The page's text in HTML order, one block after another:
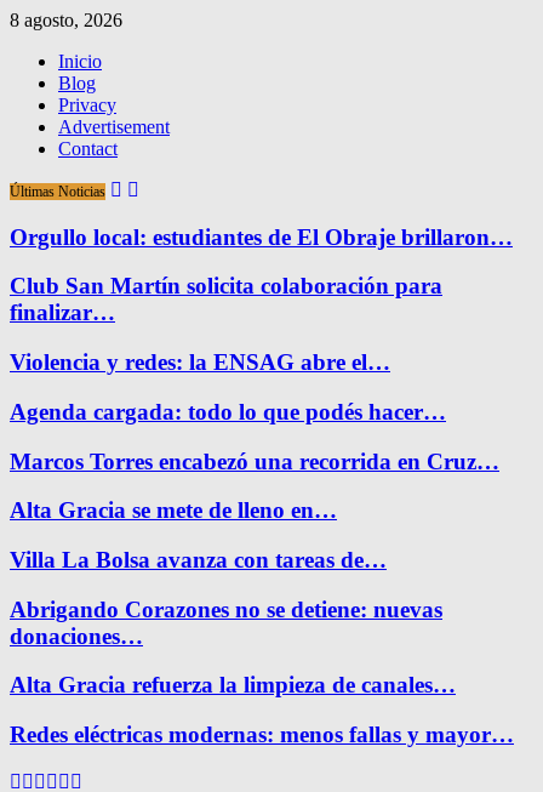
8 agosto, 2026
Inicio
Blog
Privacy
Advertisement
Contact
Últimas Noticias
Orgullo local: estudiantes de El Obraje brillaron…
Club San Martín solicita colaboración para
finalizar…
Violencia y redes: la ENSAG abre el…
Agenda cargada: todo lo que podés hacer…
Marcos Torres encabezó una recorrida en Cruz…
Alta Gracia se mete de lleno en…
Villa La Bolsa avanza con tareas de…
Abrigando Corazones no se detiene: nuevas
donaciones…
Alta Gracia refuerza la limpieza de canales…
Redes eléctricas modernas: menos fallas y mayor…
Facebook
Twitter
Instagram
Pinterest
Google